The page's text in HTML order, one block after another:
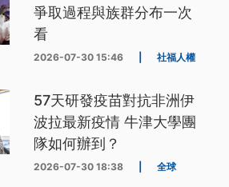
爭取過程與族群分布一次
看
2026-07-30 15:46 社福人權
57天研發疫苗對抗非洲伊
波拉最新疫情 牛津大學團
隊如何辦到？
2026-07-30 18:38 全球